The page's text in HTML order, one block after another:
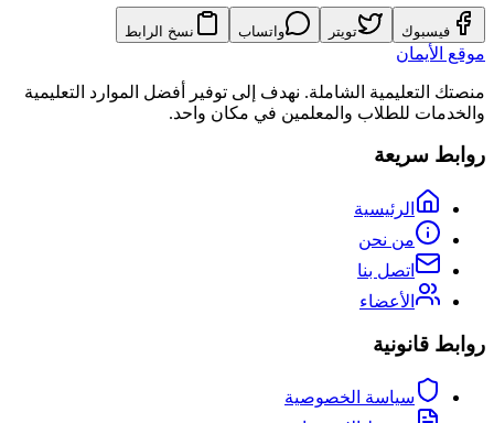
فيسبوك تويتر واتساب نسخ الرابط
موقع الأيمان
منصتك التعليمية الشاملة. نهدف إلى توفير أفضل الموارد التعليمية
والخدمات للطلاب والمعلمين في مكان واحد.
روابط سريعة
الرئيسية
من نحن
اتصل بنا
الأعضاء
روابط قانونية
سياسة الخصوصية